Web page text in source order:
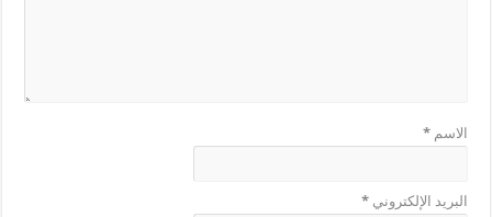
الاسم*
البريد الإلكتروني*